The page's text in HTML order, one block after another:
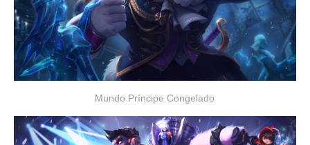
Mundo Príncipe Congelado